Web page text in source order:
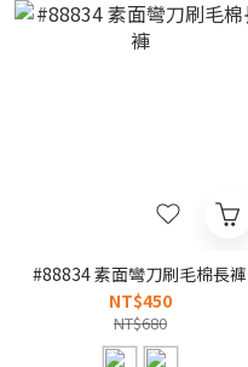
#88834 素面彎刀刷毛棉長褲
NT$450
NT$680